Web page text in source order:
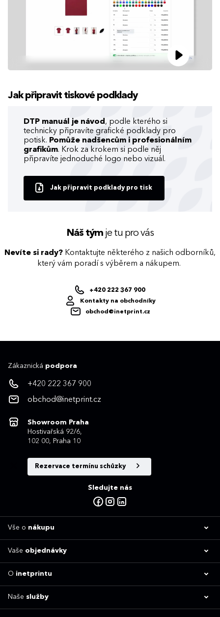
Jak připravit tiskové podklady
DTP manuál je návod , podle kterého si
technicky připravíte grafické podklady pro
potisk. Pomůže nadšencům i profesionálním
grafikům. Krok za krokem si podle něj
připravíte jednoduché logo nebo vizuál.
Jak připravit podklady pro tisk
Náš týmje tu pro vás
Nevíte si rady? Kontaktujte některého z našich odborníků,
který vám poradí s výběrem a nákupem.
+420 222 367 900
Kontakty na obchodníky
obchod@inetprint.cz
Zákaznická podpora
+420 222 367 900
obchod@inetprint.cz
Showroom Praha
Hostivařská 92/6,
102 00, Praha 10
Rezervace termínu schůzky
Sledujte nás
Vše o nákupu
Vaše objednávky
O inetprintu
Naše služby